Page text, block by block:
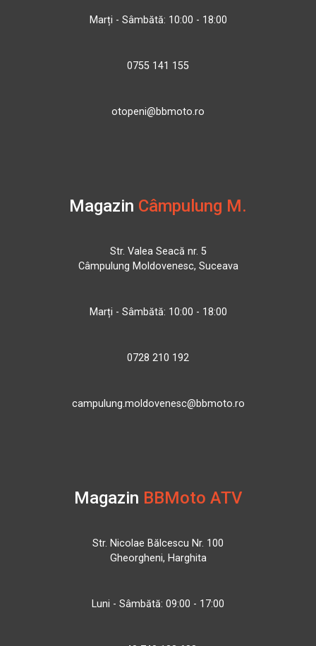
Marți - Sâmbătă: 10:00 - 18:00
0755 141 155
otopeni@bbmoto.ro
Magazin Câmpulung M.
Str. Valea Seacă nr. 5
Câmpulung Moldovenesc, Suceava
Marți - Sâmbătă: 10:00 - 18:00
0728 210 192
campulung.moldovenesc@bbmoto.ro
Magazin BBMoto ATV
Str. Nicolae Bălcescu Nr. 100
Gheorgheni, Harghita
Luni - Sâmbătă: 09:00 - 17:00